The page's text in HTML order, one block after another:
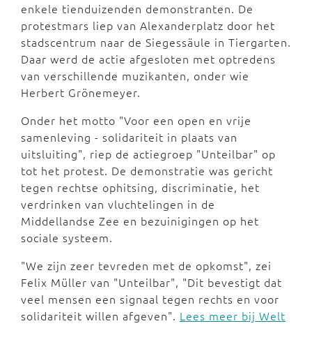
enkele tienduizenden demonstranten. De
protestmars liep van Alexanderplatz door het
stadscentrum naar de Siegessäule in Tiergarten.
Daar werd de actie afgesloten met optredens
van verschillende muzikanten, onder wie
Herbert Grönemeyer.
Onder het motto "Voor een open en vrije
samenleving - solidariteit in plaats van
uitsluiting", riep de actiegroep "Unteilbar" op
tot het protest. De demonstratie was gericht
tegen rechtse ophitsing, discriminatie, het
verdrinken van vluchtelingen in de
Middellandse Zee en bezuinigingen op het
sociale systeem.
"We zijn zeer tevreden met de opkomst", zei
Felix Müller van "Unteilbar", "Dit bevestigt dat
veel mensen een signaal tegen rechts en voor
solidariteit willen afgeven". Lees meer bij Welt